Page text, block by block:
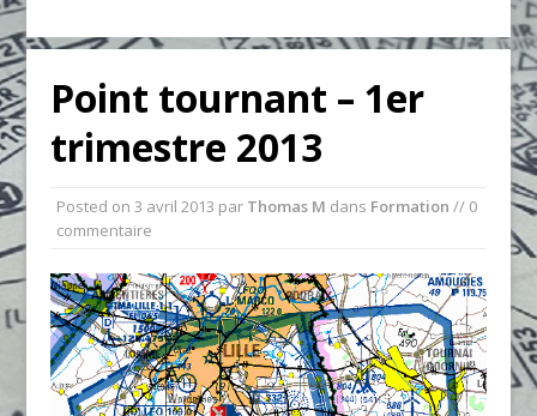
Point tournant – 1er
trimestre 2013
Posted on3 avril 2013 par Thomas M dans Formation // 0
commentaire